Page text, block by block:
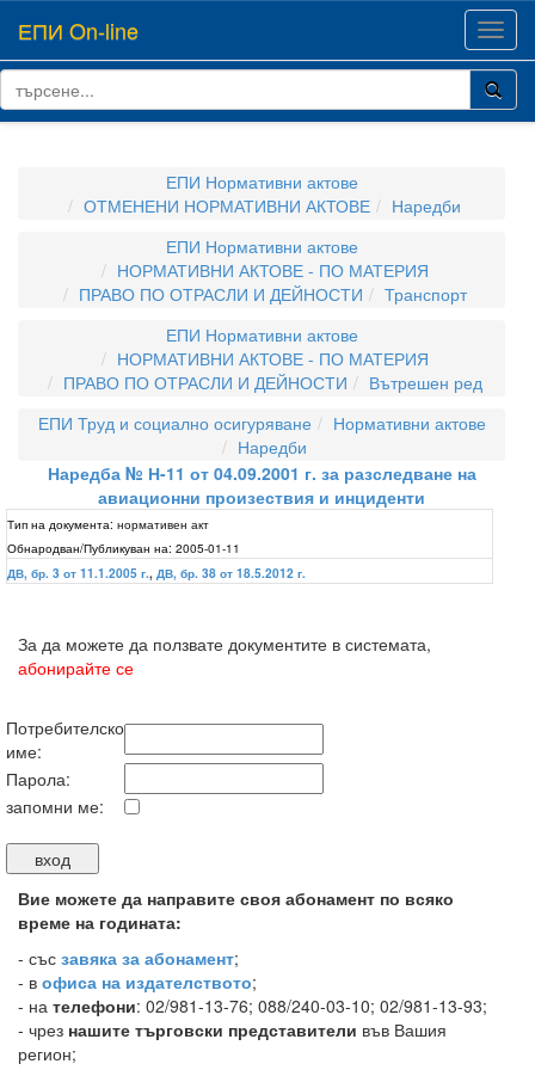
ЕПИ On-line
ЕПИ Нормативни актове
ОТМЕНЕНИ НОРМАТИВНИ АКТОВЕ
Наредби
ЕПИ Нормативни актове
НОРМАТИВНИ АКТОВЕ - ПО МАТЕРИЯ
ПРАВО ПО ОТРАСЛИ И ДЕЙНОСТИ
Транспорт
ЕПИ Нормативни актове
НОРМАТИВНИ АКТОВЕ - ПО МАТЕРИЯ
ПРАВО ПО ОТРАСЛИ И ДЕЙНОСТИ
Вътрешен ред
ЕПИ Труд и социално осигуряване
Нормативни актове
Наредби
Наредба № Н-11 от 04.09.2001 г. за разследване на
авиационни произествия и инциденти
Тип на документа: нормативен акт
Обнародван/Публикуван на: 2005-01-11
ДВ, бр. 3 от 11.1.2005 г., ДВ, бр. 38 от 18.5.2012 г.
За да можете да ползвате документите в системата,
абонирайте се
Потребителско
име:
Парола:
запомни ме:
Вие можете да направите своя абонамент по всяко
време на годината:
- със завяка за абонамент;
- в офиса на издателството;
- на телефони: 02/981-13-76; 088/240-03-10; 02/981-13-93;
- чрез нашите търговски представители във Вашия
регион;